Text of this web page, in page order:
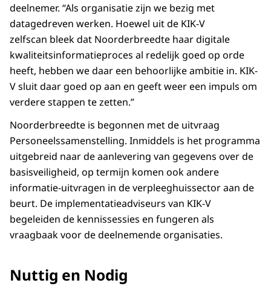
deelnemer. “Als organisatie zijn we bezig met
datagedreven werken. Hoewel uit de KIK-V
zelfscan bleek dat Noorderbreedte haar digitale
kwaliteitsinformatieproces al redelijk goed op orde
heeft, hebben we daar een behoorlijke ambitie in. KIK-
V sluit daar goed op aan en geeft weer een impuls om
verdere stappen te zetten.”
Noorderbreedte is begonnen met de uitvraag
Personeelssamenstelling. Inmiddels is het programma
uitgebreid naar de aanlevering van gegevens over de
basisveiligheid, op termijn komen ook andere
informatie-uitvragen in de verpleeghuissector aan de
beurt. De implementatieadviseurs van KIK-V
begeleiden de kennissessies en fungeren als
vraagbaak voor de deelnemende organisaties.
Nuttig en Nodig